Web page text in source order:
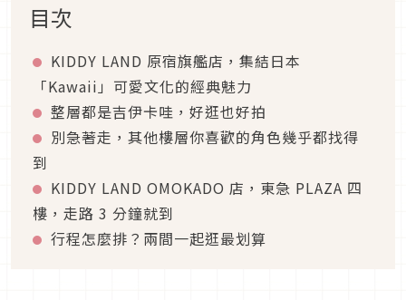
目次
KIDDY LAND 原宿旗艦店，集結日本
「Kawaii」可愛文化的經典魅力
整層都是吉伊卡哇，好逛也好拍
別急著走，其他樓層你喜歡的角色幾乎都找得
到
KIDDY LAND OMOKADO 店，東急 PLAZA 四
樓，走路 3 分鐘就到
行程怎麼排？兩間一起逛最划算